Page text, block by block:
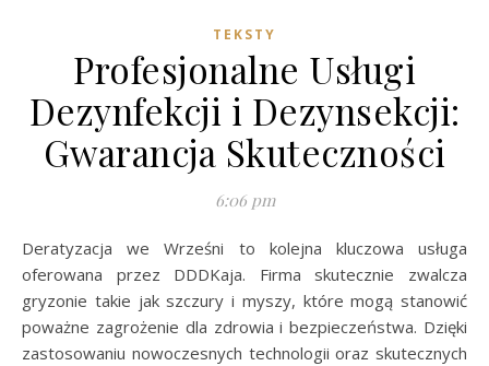
TEKSTY
Profesjonalne Usługi
Dezynfekcji i Dezynsekcji:
Gwarancja Skuteczności
6:06 pm
Deratyzacja we Wrześni to kolejna kluczowa usługa
oferowana przez DDDKaja. Firma skutecznie zwalcza
gryzonie takie jak szczury i myszy, które mogą stanowić
poważne zagrożenie dla zdrowia i bezpieczeństwa. Dzięki
zastosowaniu nowoczesnych technologii oraz skutecznych